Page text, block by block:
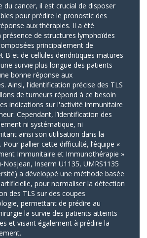
du cancer, il est crucial de disposer
pour prédire le pronostic des
aux thérapies. Il a été
de structures lymphoïdes
principalement de
B et de cellules dendritiques matures
survie plus longue des patients
bonne réponse aux
Ainsi, l'identification précise des TLS
de tumeurs répond à ce besoin
indications sur l'activité immunitaire
Cependant, l’identification des
ni systématique, ni
ainsi son utilisation dans la
Pour pallier cette difficulté, l’équipe «
Immunitaire et Immunothérapie »
Nosjean, Inserm U1135, UMRS1135
a développé une méthode basée
artificielle, pour normaliser la détection
des TLS sur des coupes
permettant de prédire au
la survie des patients atteints
et visant également à prédire la